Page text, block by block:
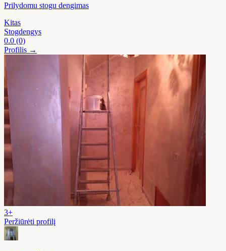
Prilydomu stogu dengimas
Kitas
Stogdengys
0.0 (0)
Profilis →
3+
Peržiūrėti profilį